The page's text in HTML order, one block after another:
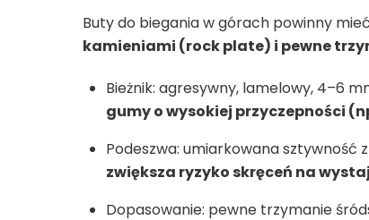
Buty do biegania w górach powinny
kamieniami (rock plate) i pewne
Bieżnik: agresywny, lamelowy, 4–6
gumy o wysokiej przyczepności
Podeszwa: umiarkowana
zwiększa ryzyko skręceń na
Dopasowanie: pewne trzymanie